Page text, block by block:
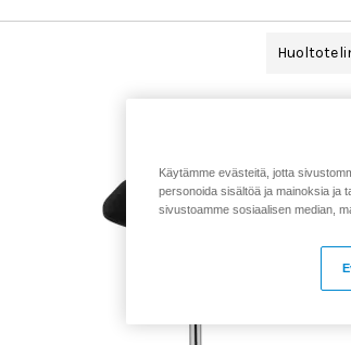
Käytämme evästeitä, jotta
personoida sisältöä ja mainoksia ja
sivustoamme sosiaalisen median,